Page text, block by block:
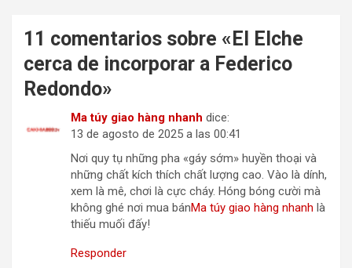
11 comentarios sobre « El Elche
cerca de incorporar a Federico
Redondo»
Ma túy giao hàng nhanh dice:
13 de agosto de 2025 a las 00:41
Nơi quy tụ những pha «gáy sớm» huyền thoại và
những chất kích thích chất lượng cao. Vào là dính,
xem là mê, chơi là cực cháy. Hóng bóng cười mà
không ghé nơi mua bánMa túy giao hàng nhanh là
thiếu muối đấy!
Responder